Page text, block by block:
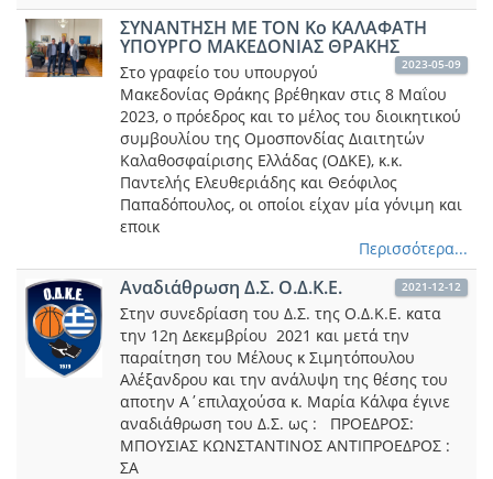
ΣΥΝΑΝΤΗΣΗ ΜΕ ΤΟΝ Κο ΚΑΛΑΦΑΤΗ
ΥΠΟΥΡΓΟ ΜΑΚΕΔΟΝΙΑΣ ΘΡΑΚΗΣ
2023-05-09
Στο γραφείο του υπουργού
Μακεδονίας Θράκης βρέθηκαν στις 8 Μαΐου
2023, ο πρόεδρος και το μέλος του διοικητικού
συμβουλίου της Ομοσπονδίας Διαιτητών
Καλαθοσφαίρισης Ελλάδας (ΟΔΚΕ), κ.κ.
Παντελής Ελευθεριάδης και Θεόφιλος
Παπαδόπουλος, οι οποίοι είχαν μία γόνιμη και
εποικ
Περισσότερα...
Αναδιάθρωση Δ.Σ. Ο.Δ.Κ.Ε. 2021-12-12
Στην συνεδρίαση του Δ.Σ. της Ο.Δ.Κ.Ε. κατα
την 12η Δεκεμβρίου 2021 και μετά την
παραίτηση του Μέλους κ Σιμητόπουλου
Αλέξανδρου και την ανάλυψη της θέσης του
αποτην Α΄επιλαχούσα κ. Μαρία Κάλφα έγινε
αναδιάθρωση του Δ.Σ. ως : ΠΡΟΕΔΡΟΣ:
ΜΠΟΥΣΙΑΣ ΚΩΝΣΤΑΝΤΙΝΟΣ ΑΝΤΙΠΡΟΕΔΡΟΣ :
ΣΑ